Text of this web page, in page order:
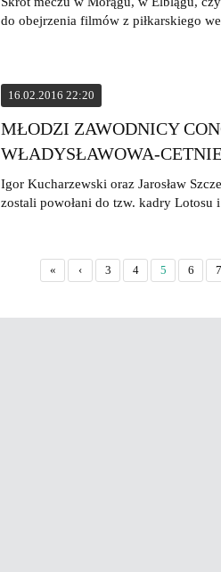
do obejrzenia filmów z piłkarskiego
16.02.2016 22:20
MŁODZI ZAWODNICY
WŁADYSŁAWOWA-
Igor Kucharzewski oraz Jarosław
zostali powołani do tzw. kadry Lotosu
« ‹ 3 4 5 6 7